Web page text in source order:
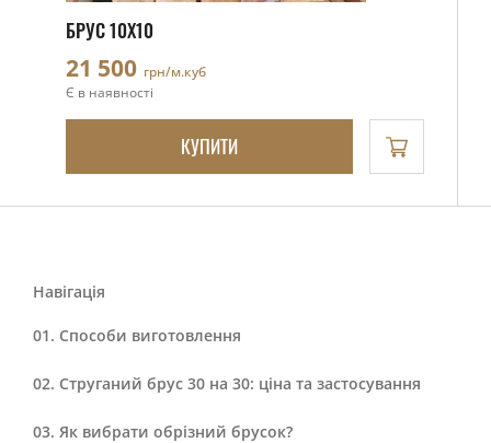
Навігація
Способи виготовлення
Струганий брус 30 на 30: ціна та застосування
Як вибрати обрізний брусок?
БРУС 10Х10
21 500 грн/м.куб
Є в наявності
КУПИТИ